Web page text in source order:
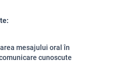
mesajului oral în
cunoscute